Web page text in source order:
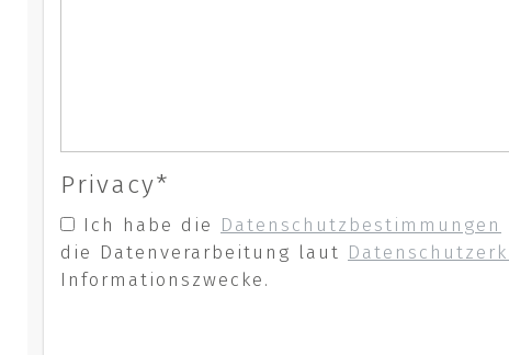
Privacy*
Ich habe die Datenschutzbestimmungen
die Datenverarbeitung laut
Informationszwecke.